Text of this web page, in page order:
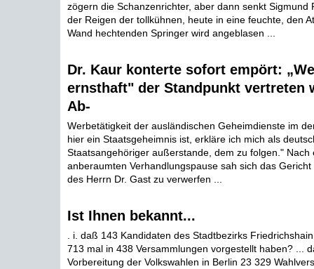
zögern die Schanzenrichter, aber dann senkt Sigmund
der Reigen der tollkühnen, heute in eine feuchte, den
Wand hechtenden Springer wird angeblasen ...
Dr. Kaur konterte sofort empört:
ernsthaft" der Standpunkt vertreten
Ab-
Werbetätigkeit der ausländischen Geheimdienste im
hier ein Staatsgeheimnis ist, erkläre ich mich als
Staatsangehöriger außerstande, dem zu folgen." Nach
anberaumten Verhandlungspause sah sich das
des Herrn Dr. Gast zu verwerfen ...
Ist Ihnen bekannt...
. i. daß 143 Kandidaten des Stadtbezirks
713 mal in 438 Versammlungen vorgestellt haben? ...
Vorbereitung der Volkswahlen in Berlin 23 329